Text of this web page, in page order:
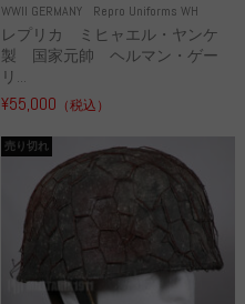
WWII GERMANY Repro Uniforms WH
レプリカ ミヒャエル・ヤンケ
製 国家元帥 ヘルマン・ゲー
リ...
¥55,000 （税込）
売り切れ